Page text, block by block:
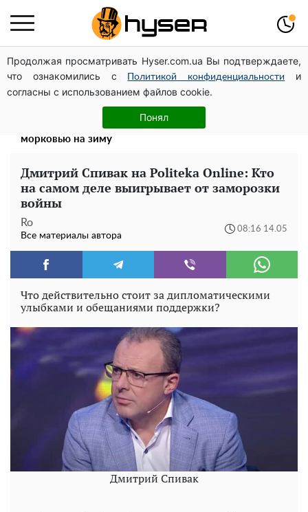
Продолжая просматривать Hyser.com.ua Вы подтверждаете,
что ознакомились с
Политикой конфиденциальности
и
согласны с использованием файлов cookie.
Понял
Поэтому и выглядит так молодо: 5 простых и
любимых блюд Аллы Пугачевой, о которых вы точно
не знали
Такой закуски всегда оказывается мало: рецепт
помидоров по-корейски со сладким перцем и
морковью на зиму
Дмитрий Спивак на Politeka Online: Кто
на самом деле выигрывает от заморозки
войны
Ro
Все материалы автора
08:16 14.05
Что действительно стоит за дипломатическими
улыбками и обещаниями поддержки?
Дмитрий Спивак